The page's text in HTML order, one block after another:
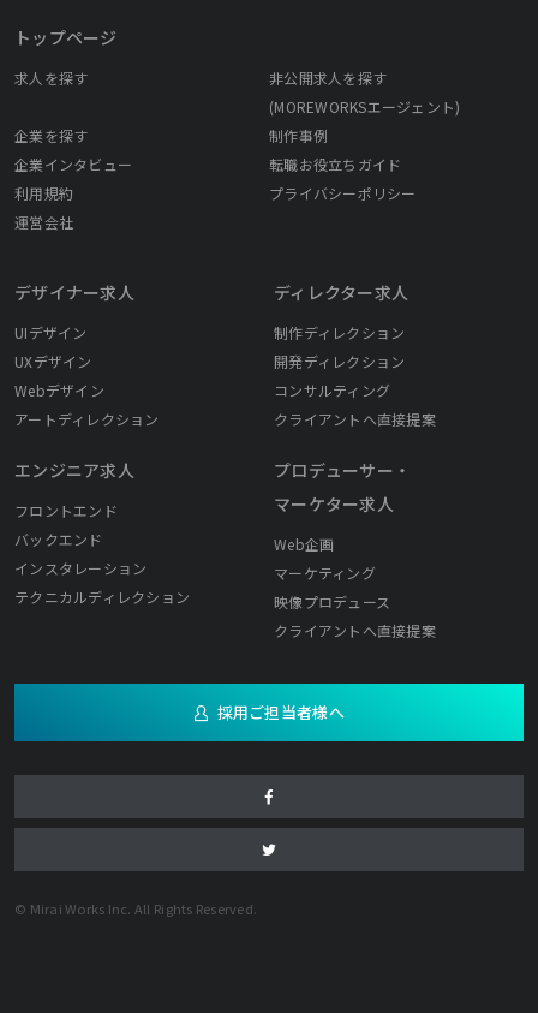
トップページ
求人を探す
非公開求人を探す
(MOREWORKSエージェント)
企業を探す
制作事例
企業インタビュー
転職お役立ちガイド
利用規約
プライバシーポリシー
運営会社
デザイナー求人
UIデザイン
UXデザイン
Webデザイン
アートディレクション
エンジニア求人
フロントエンド
バックエンド
インスタレーション
テクニカルディレクション
ディレクター求人
制作ディレクション
開発ディレクション
コンサルティング
クライアントへ直接提案
プロデューサー・
マーケター求人
Web企画
マーケティング
映像プロデュース
クライアントへ直接提案
採用ご担当者様へ
© Mirai Works Inc. All Rights Reserved.